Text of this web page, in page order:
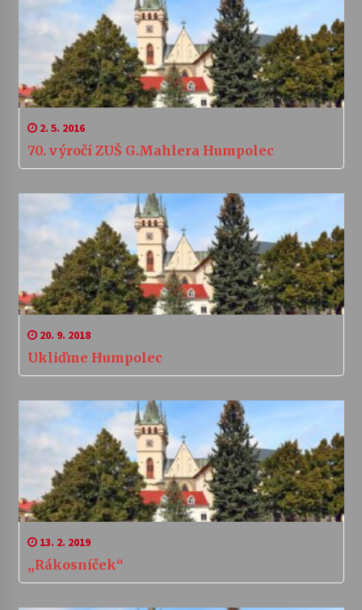
2. 5. 2016
70. výročí ZUŠ G.Mahlera Humpolec
20. 9. 2018
Ukliďme Humpolec
13. 2. 2019
„Rákosníček“